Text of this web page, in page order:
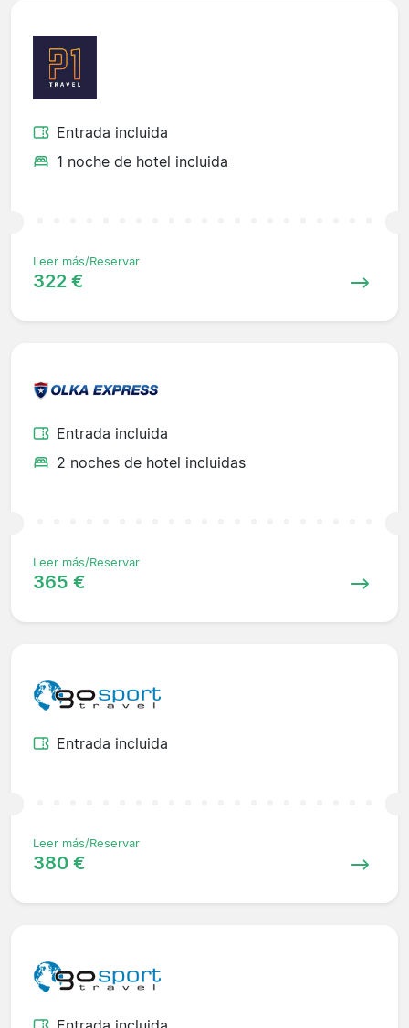
Entrada incluida
1 noche de hotel incluida
Leer más/Reservar
322 €
Entrada incluida
2 noches de hotel incluidas
Leer más/Reservar
365 €
Entrada incluida
Leer más/Reservar
380 €